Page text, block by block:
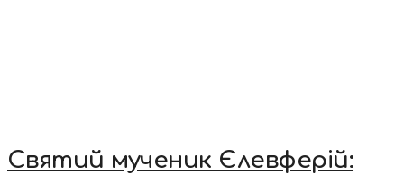
Святий мученик Єлевферій: